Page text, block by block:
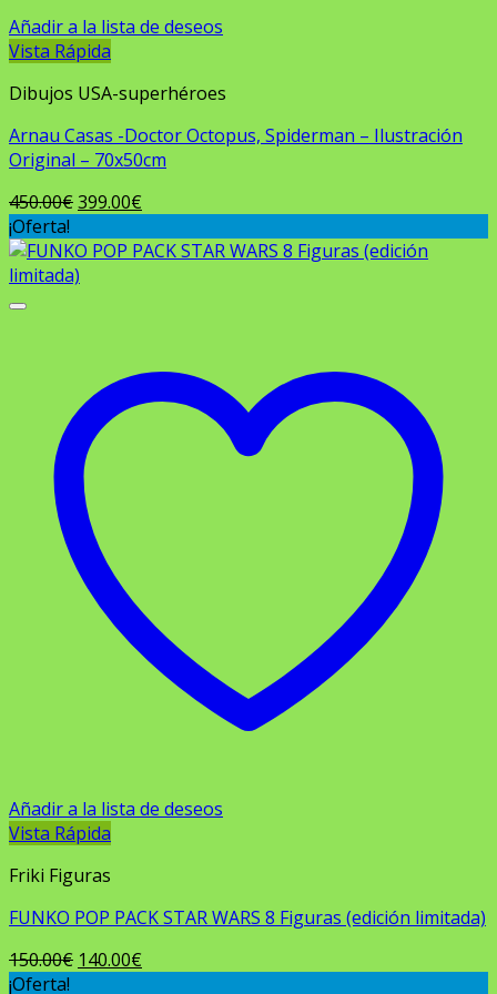
Añadir a la lista de deseos
Vista Rápida
Dibujos USA-superhéroes
Arnau Casas -Doctor Octopus, Spiderman – Ilustración
Original – 70x50cm
450.00€El
original
era:
399.00€
actual
¡Oferta!
Añadir a la lista de deseos
Vista Rápida
Friki Figuras
FUNKO POP PACK STAR WARS 8 Figuras (edición limitada)
150.00€ El
140.00€
¡Oferta!